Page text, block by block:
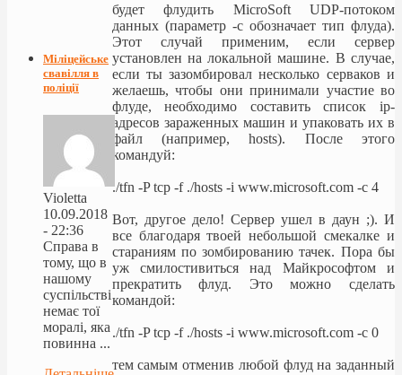
будет флудить MicroSoft UDP-потоком
данных (параметр -c обозначает тип флуда).
Этот случай применим, если сервер
установлен на локальной машине. В случае,
если ты зазомбировал несколько серваков и
желаешь, чтобы они принимали участие во
флуде, необходимо составить список ip-
адресов зараженных машин и упаковать их в
файл (например, hosts). После этого
командуй:
./tfn -P tcp -f ./hosts -i www.microsoft.com -c 4
Вот, другое дело! Сервер ушел в даун ;). И
все благодаря твоей небольшой смекалке и
стараниям по зомбированию тачек. Пора бы
уж смилостивиться над Майкрософтом и
прекратить флуд. Это можно сделать
командой:
./tfn -P tcp -f ./hosts -i www.microsoft.com -c 0
тем самым отменив любой флуд на заданный
Міліцейське
свавілля в
поліції
Violetta
10.09.2018
- 22:36
Справа в
тому, що в
нашому
суспільстві
немає тої
моралі, яка
повинна ...